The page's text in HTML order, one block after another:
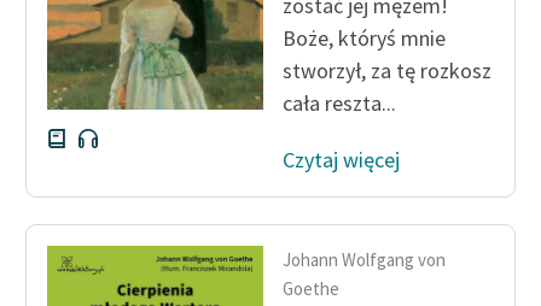
Szkoła Poezji Wolnych
Lektur
O nas
O projekcie
Zespół
zostać jej mężem!
Boże, któryś mnie
stworzył, za tę rozkosz
cała reszta...
Czytaj więcej
Johann Wolfgang von
Goethe